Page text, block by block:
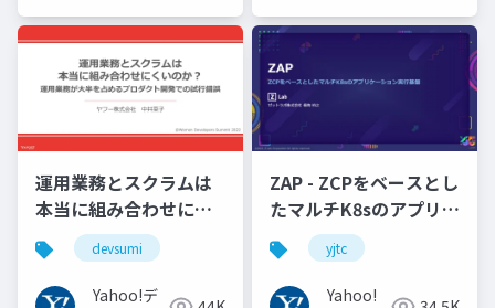
トワーク
トワーク
運用業務とスクラムは
本当に組み合わせにく
いのか︖運用業務が大
半を占めるプロダクト
開発での試行錯誤
devsumi
Yahoo!デ
ZAP - ZCPをベースとし
たマルチK8sのアプリケ
ーション実行基盤
#YJTC / YJTC21 B-3
yjtc
Yahoo!